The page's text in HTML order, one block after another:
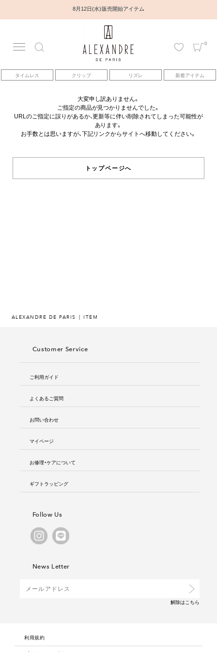
8月12日(水) 販売開始アイテム
0
タイムレス クリップ リズレ 新着アイテム
アカウント
アイテム
ベストセラー
コレクション
大変申し訳ありません。
ご指定の商品が見つかりませんでした。
URLのご指定に誤りがあるか、更新等に伴い削除されてしまった可能性が
あります。
お手数とは思いますが、下記リンクからサイトへ移動してください。
トップページへ
ALEXANDRE DE PARIS ITEM
Customer Service
ご利用ガイド
よくあるご質問
お問い合わせ
マイページ
お修理・ケアについて
ギフトラッピング
Follow Us
News Letter
解除はこちら
利用規約